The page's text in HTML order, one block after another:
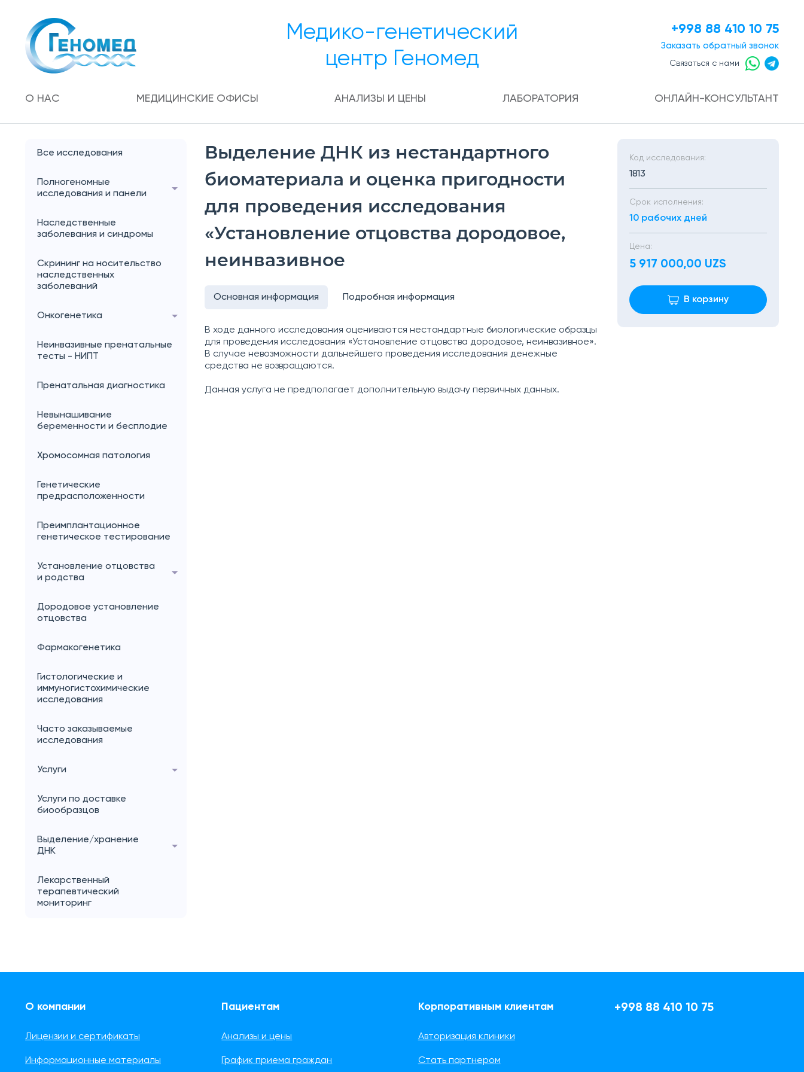
Медико-генетический
центр Геномед
+998 88 410 10 75
Заказать обратный звонок
Связаться с нами
О НАС МЕДИЦИНСКИЕ ОФИСЫ АНАЛИЗЫ И ЦЕНЫ ЛАБОРАТОРИЯ ОНЛАЙН-КОНСУЛЬТАНТ
Все исследования
Полногеномные
исследования и панели
Наследственные
заболевания и синдромы
Скрининг на носительство
наследственных
заболеваний
Онкогенетика
Неинвазивные пренатальные
тесты - НИПТ
Пренатальная диагностика
Невынашивание
беременности и бесплодие
Хромосомная патология
Генетические
предрасположенности
Преимплантационное
генетическое тестирование
Установление отцовства
и родства
Дородовое установление
отцовства
Фармакогенетика
Гистологические и
иммуногистохимические
исследования
Часто заказываемые
исследования
Услуги
Услуги по доставке
биообразцов
Выделение/хранение
ДНК
Лекарственный
терапевтический
мониторинг
Выделение ДНК из нестандартного
биоматериала и оценка пригодности
для проведения исследования
«Установление отцовства дородовое,
неинвазивное
Основная информация Подробная информация
В ходе данного исследования оцениваются нестандартные биологические образцы
для проведения исследования «Установление отцовства дородовое, неинвазивное».
В случае невозможности дальнейшего проведения исследования денежные
средства не возвращаются.
Данная услуга не предполагает дополнительную выдачу первичных данных.
Код исследования:
1813
Срок исполнения:
10 рабочих дней
Цена:
5 917 000,00 UZS
В корзину
О компании
Лицензии и сертификаты
Информационные материалы
Пациентам
Анализы и цены
График приема граждан
Корпоративным клиентам
Авторизация клиники
Стать партнером
+998 88 410 10 75